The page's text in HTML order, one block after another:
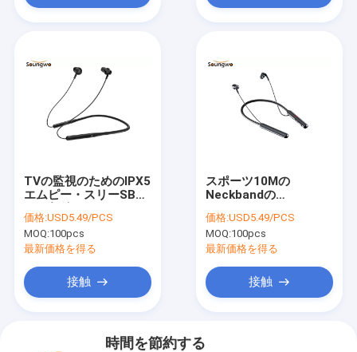
TVの監視のためのIPX5
エムピー・スリーSBC
Bluetoothのヘッドホ
ーン
価格:USD5.49/PCS
MOQ:100pcs
最新価格を得る
接触
スポーツ10Mの
Neckbandの
ーンCVC8.0は騒音低減
のBluetoothのイヤホ
ーンを
価格:USD5.49/PCS
MOQ:100pcs
最新価格を得る
接触
時間を節約する